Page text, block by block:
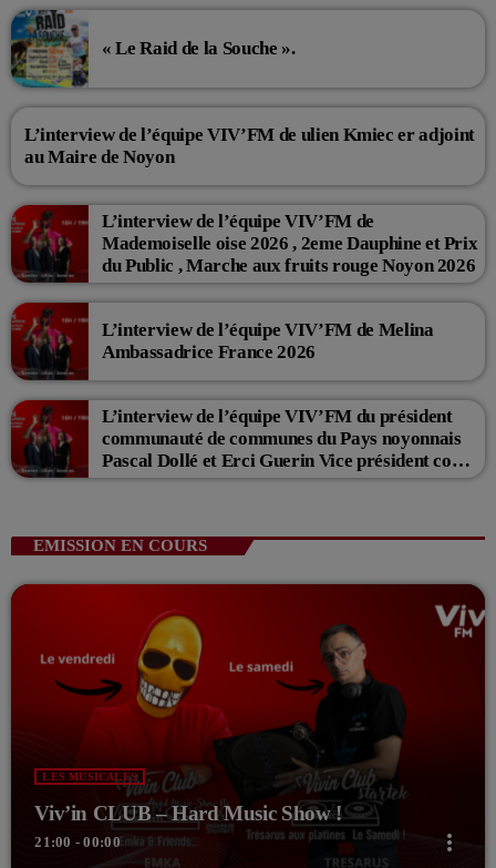
« Le Raid de la Souche ».
L’interview de l’équipe VIV’FM de ulien Kmiec er adjoint
au Maire de Noyon
L’interview de l’équipe VIV’FM de
Mademoiselle oise 2026 , 2eme Dauphine et Prix
du Public , Marche aux fruits rouge Noyon 2026
L’interview de l’équipe VIV’FM de Melina
Ambassadrice France 2026
L’interview de l’équipe VIV’FM du président
communauté de communes du Pays noyonnais
Pascal Dollé et Erci Guerin Vice président com
de com
EMISSION EN COURS
LES MUSICALES
Viv’in CLUB – Hard Music Show !
21:00 - 00:00 more_vert